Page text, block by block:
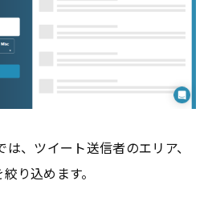
、ツイート送信者のエリア、
り込めます。